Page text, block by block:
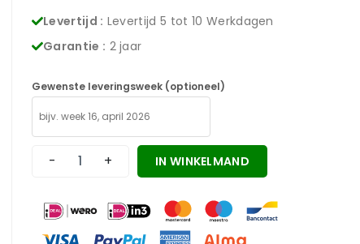
Levertijd : Levertijd 5 tot 10 Werkdagen
Garantie : 2 jaar
Gewenste leveringsweek (optioneel)
- + IN WINKELMAND